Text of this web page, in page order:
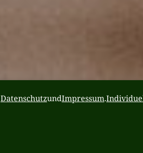
DatenschutzundImpressum.